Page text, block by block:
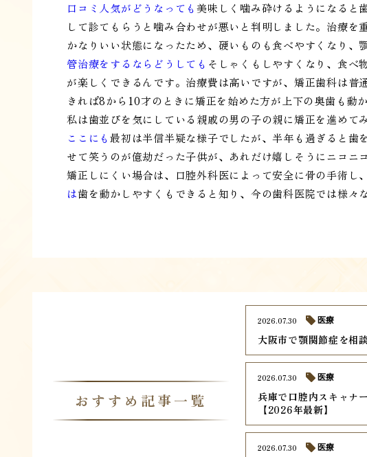
口コミ人気がどうなっても美味しく噛み砕けるようになると
して診てもらうと噛み合わせが悪いと判明しました。治療を
かなりいい状態になったため、硬いものも食べやすくなり、
管治療をするならどうしても そしゃくもしやすくなり、食べ
が楽しくできるんです。治療費は高いですが、矯正歯科は
きれば8から10才のときに矯正を始めた方が上下の奥歯も動
私は歯並びを気にしている親戚の男の子の親に矯正を進めてみ
ここにも最初は半信半疑な様子でしたが、半年も過ぎると歯
せて笑うのが億劫だった子供が、あれだけ嬉しそうにニコニ
矯正しにくい場合は、口腔外科医によって安全に骨の手術し、
は歯を動かしやすくもできると知り、今の歯科医院では様々
おすすめ記事一覧
大阪市で顎関節症を相
2026.07.30 医療
兵庫で口腔内スキャナ
【2026年最新】
2026.07.30 医療
2026.07.30 医療